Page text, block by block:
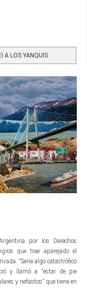
A LOS YANQUIS
por los Derechos
que trae aparejado el
“Sería algo catastrófico
y llamó a “estar de pie
y nefastos” que tiene en